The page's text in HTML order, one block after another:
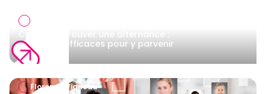
Comment trouver une alternance :
Méthodes efficaces pour y parvenir
rapidement
Florence Vigneau